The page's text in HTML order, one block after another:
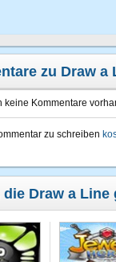
zu Draw a
keine Kommentare
zu schreiben
die Draw a